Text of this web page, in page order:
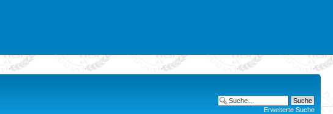
Erweiterte Suche